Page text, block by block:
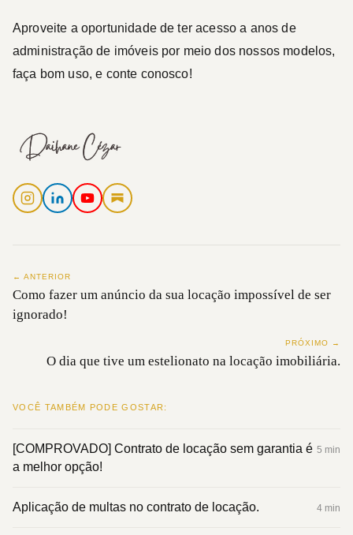
Aproveite a oportunidade de ter acesso a anos de
administração de imóveis por meio dos nossos modelos,
faça bom uso, e conte conosco!
← ANTERIOR
Como fazer um anúncio da sua locação impossível de ser
ignorado!
PRÓXIMO →
O dia que tive um estelionato na locação imobiliária.
VOCÊ TAMBÉM PODE GOSTAR:
[COMPROVADO] Contrato de locação sem garantia é
a melhor opção!
5 min
Aplicação de multas no contrato de locação. 4 min